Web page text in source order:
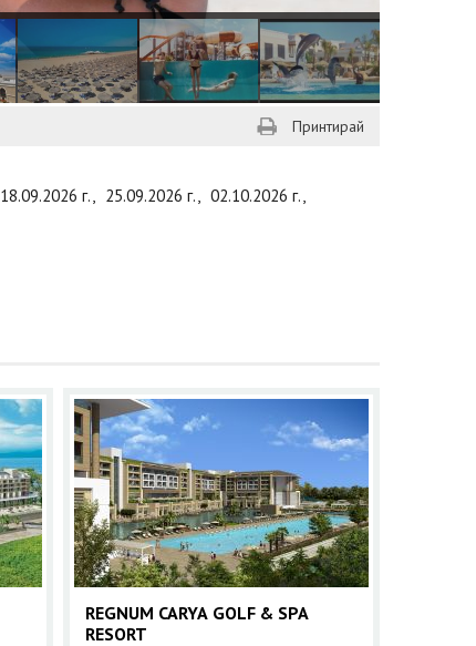
Принтирай
18.09.2026 г., 25.09.2026 г., 02.10.2026 г.,
REGNUM CARYA GOLF & SPA
RESORT